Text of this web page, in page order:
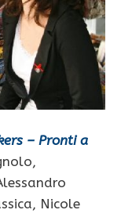
– Pronti a
Nicole